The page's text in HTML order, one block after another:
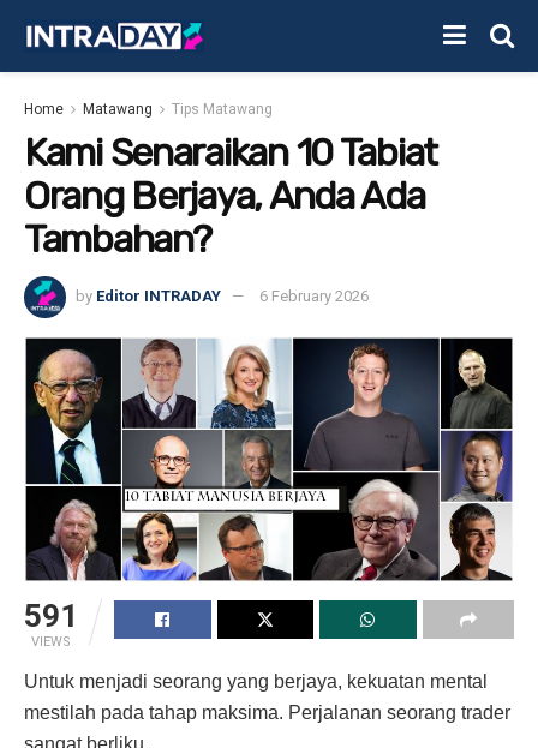
Home Matawang Tips Matawang
Kami Senaraikan 10 Tabiat
Orang Berjaya, Anda Ada
Tambahan?
by Editor INTRADAY 6 February 2026
591
VIEWS
Untuk menjadi seorang yang berjaya, kekuatan mental
mestilah pada tahap maksima. Perjalanan seorang trader
sangat berliku.